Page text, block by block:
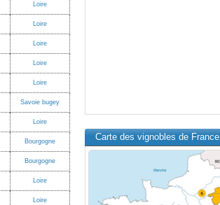
Loire
Loire
Loire
Loire
Loire
Savoie bugey
Loire
Bourgogne
Bourgogne
Loire
Loire
Carte des vignobles de France